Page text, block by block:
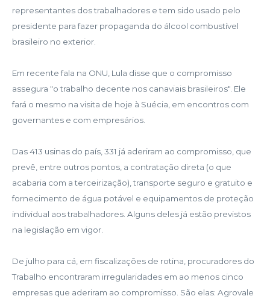
representantes dos trabalhadores e tem sido usado pelo
presidente para fazer propaganda do álcool combustível
brasileiro no exterior.
Em recente fala na ONU, Lula disse que o compromisso
assegura "o trabalho decente nos canaviais brasileiros". Ele
fará o mesmo na visita de hoje à Suécia, em encontros com
governantes e com empresários.
Das 413 usinas do país, 331 já aderiram ao compromisso, que
prevê, entre outros pontos, a contratação direta (o que
acabaria com a terceirização), transporte seguro e gratuito e
fornecimento de água potável e equipamentos de proteção
individual aos trabalhadores. Alguns deles já estão previstos
na legislação em vigor.
De julho para cá, em fiscalizações de rotina, procuradores do
Trabalho encontraram irregularidades em ao menos cinco
empresas que aderiram ao compromisso. São elas: Agrovale